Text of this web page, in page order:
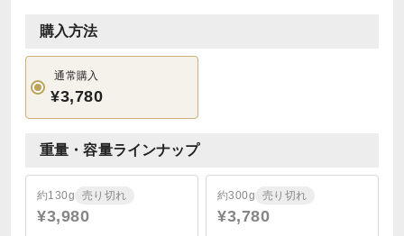
購入方法
通常購入
¥3,780
重量・容量ラインナップ
約130g 売り切れ
¥3,980
約300g 売り切れ
¥3,780